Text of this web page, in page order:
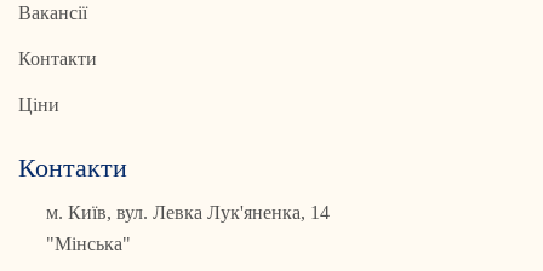
Вакансії
Контакти
Ціни
Контакти
м. Київ, вул. Левка Лук'яненка, 14
"Мінська"